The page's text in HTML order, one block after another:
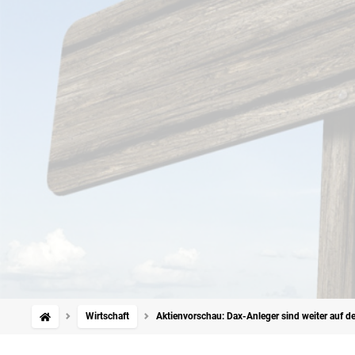
Wirtschaft Aktienvorschau: Dax-Anleger sind weiter auf